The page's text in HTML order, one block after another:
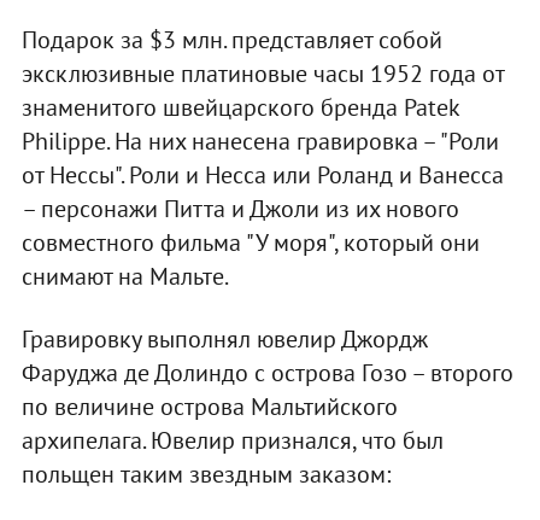
Подарок за $3 млн. представляет собой
эксклюзивные платиновые часы 1952 года от
знаменитого швейцарского бренда Patek
Philippe. На них нанесена гравировка – "Роли
от Нессы". Роли и Несса или Роланд и Ванесса
– персонажи Питта и Джоли из их нового
совместного фильма "У моря", который они
снимают на Мальте.
Гравировку выполнял ювелир Джордж
Фаруджа де Долиндо с острова Гозо – второго
по величине острова Мальтийского
архипелага. Ювелир признался, что был
польщен таким звездным заказом: